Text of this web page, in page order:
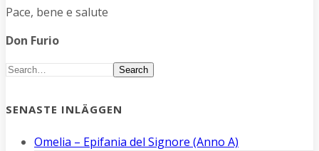
Pace, bene e salute
Don Furio
Search
SENASTE INLÄGGEN
Omelia – Epifania del Signore (Anno A)